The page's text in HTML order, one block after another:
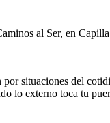
al Ser, en
situaciones del
lo externo toca tu